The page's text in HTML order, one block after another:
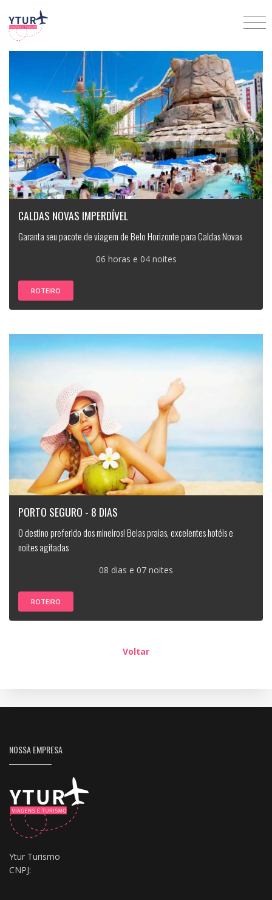
Rodoviários
CALDAS NOVAS IMPERDÍVEL
Garanta seu pacote de viagem de Belo Horizonte para Caldas Novas
06 horas e 04 noites
ROTEIRO
PORTO SEGURO - 8 DIAS
O destino preferido dos mineiros! Belas praias, excelentes hotéis e
noites agitadas
08 dias e 07 noites
ROTEIRO
Voltar
NOSSA EMPRESA
Ytur Turismo
CNPJ: